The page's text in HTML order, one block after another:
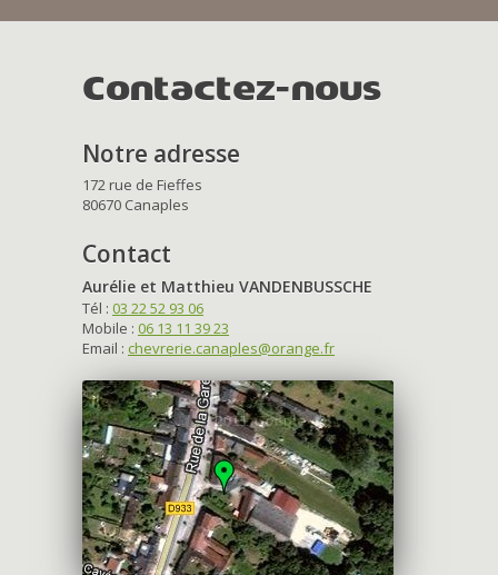
Contactez-nous
Notre adresse
172 rue de Fieffes
80670 Canaples
Contact
Aurélie et Matthieu VANDENBUSSCHE
Tél : 03 22 52 93 06
Mobile : 06 13 11 39 23
Email : chevrerie.canaples@orange.fr